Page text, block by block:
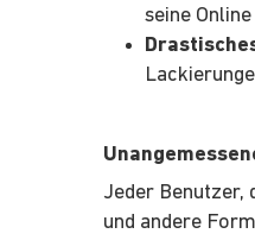
seine
Jeder Benutzer,
und andere